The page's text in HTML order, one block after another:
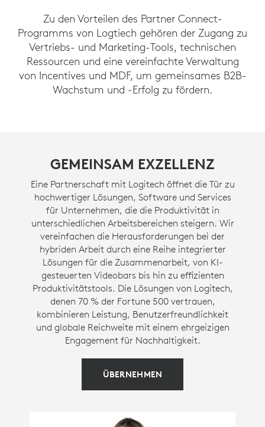
Zu den Vorteilen des Partner Connect-
Programms von Logtiech gehören der Zugang zu
Vertriebs- und Marketing-Tools, technischen
Ressourcen und eine vereinfachte Verwaltung
von Incentives und MDF, um gemeinsames B2B-
Wachstum und -Erfolg zu fördern.
GEMEINSAM EXZELLENZ
Eine Partnerschaft mit Logitech öffnet die Tür zu
hochwertiger Lösungen, Software und Services
für Unternehmen, die die Produktivität in
unterschiedlichen Arbeitsbereichen steigern. Wir
vereinfachen die Herausforderungen bei der
hybriden Arbeit durch eine Reihe integrierter
Lösungen für die Zusammenarbeit, von KI-
gesteuerten Videobars bis hin zu effizienten
Produktivitätstools. Die Lösungen von Logitech,
denen 70 % der Fortune 500 vertrauen,
kombinieren Leistung, Benutzerfreundlichkeit
und globale Reichweite mit einem ehrgeizigen
Engagement für Nachhaltigkeit.
ÜBERNEHMEN